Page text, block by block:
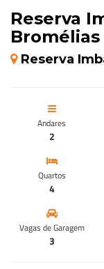
Reserva
Bromélias
Reserva
Andares
2
Quartos
4
Vagas de Garagem
3